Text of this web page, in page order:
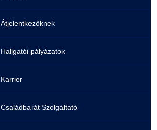
Átjelentkezőknek
Hallgatói pályázatok
Karrier
Családbarát Szolgáltató